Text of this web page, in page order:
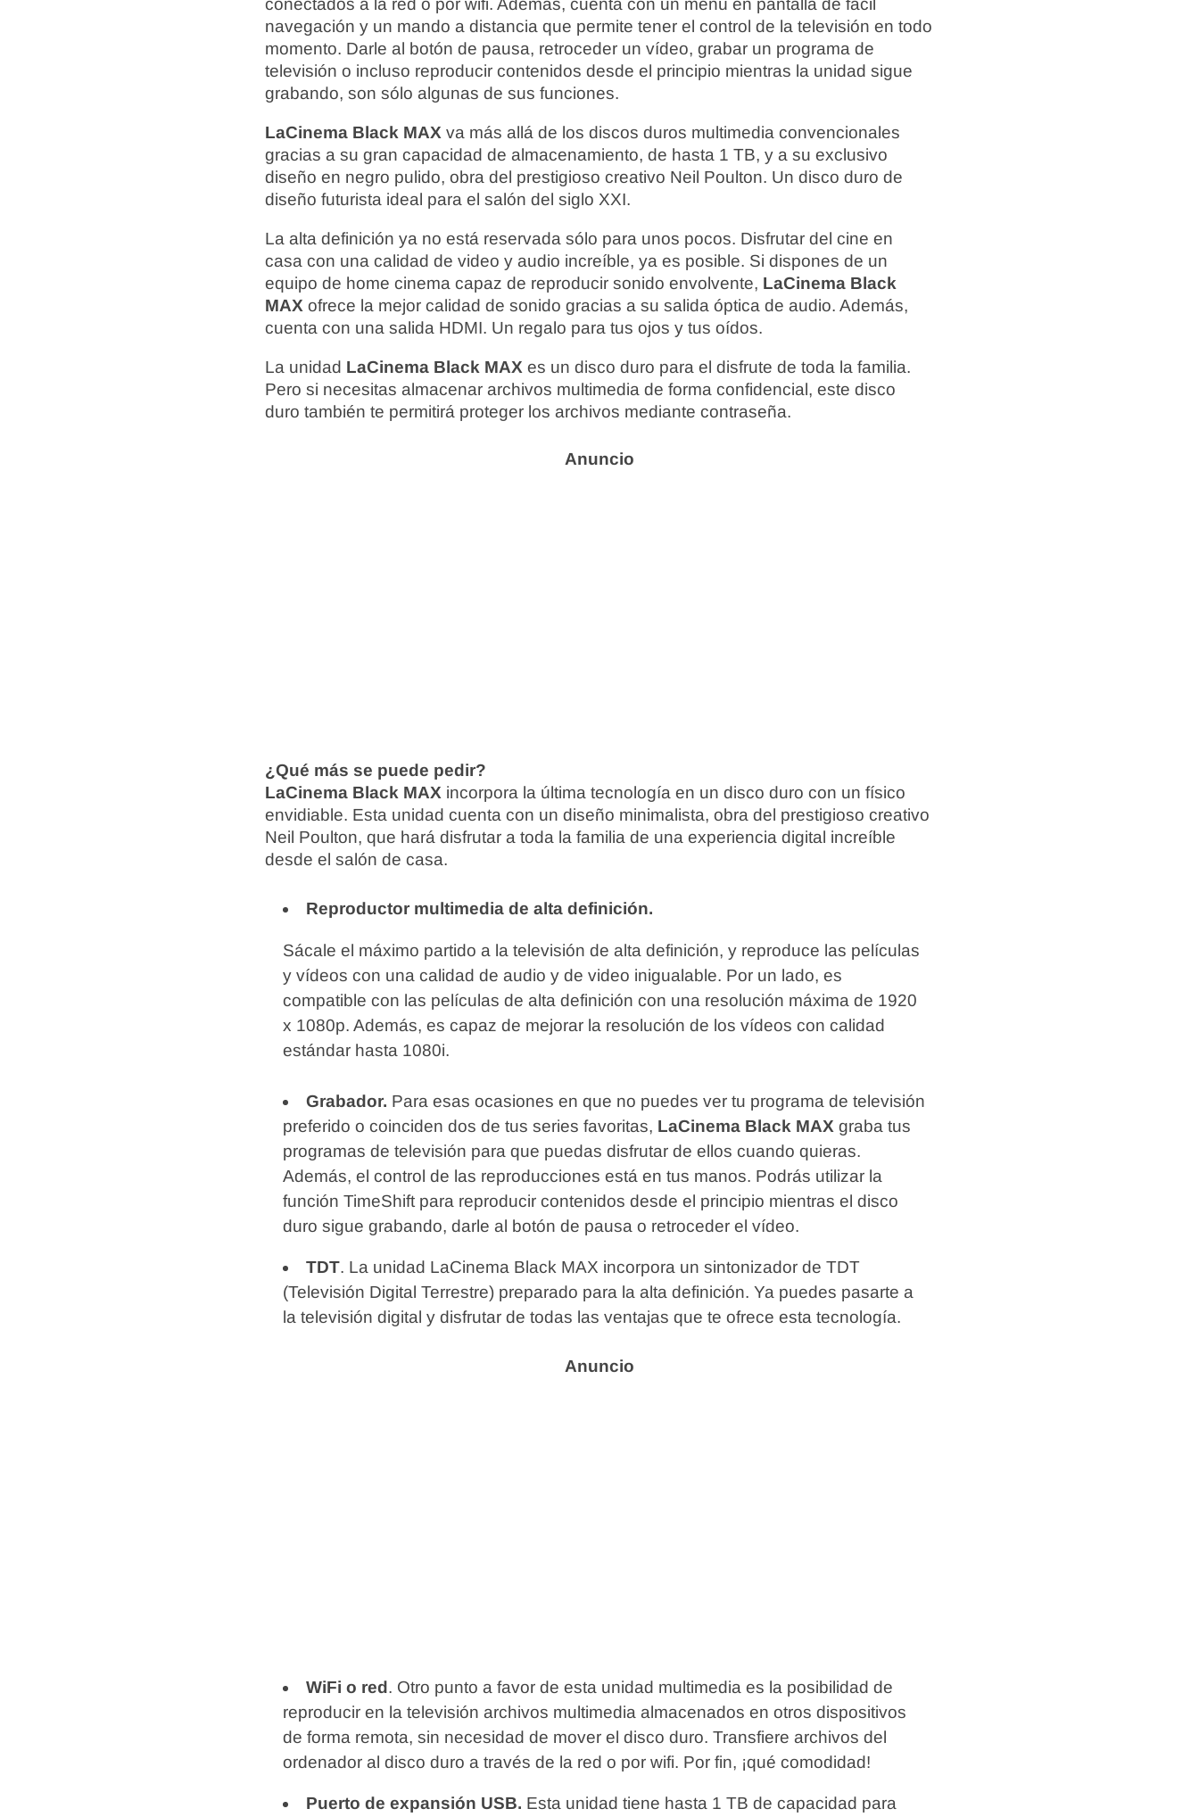
conectados a la red o por wifi. Además, cuenta con un menú en pantalla de fácil
navegación y un mando a distancia que permite tener el control de la televisión en todo
momento. Darle al botón de pausa, retroceder un vídeo, grabar un programa de
televisión o incluso reproducir contenidos desde el principio mientras la unidad sigue
grabando, son sólo algunas de sus funciones.
LaCinema Black MAX va más allá de los discos duros multimedia convencionales
gracias a su gran capacidad de almacenamiento, de hasta 1 TB, y a su exclusivo
diseño en negro pulido, obra del prestigioso creativo Neil Poulton. Un disco duro de
diseño futurista ideal para el salón del siglo XXI.
La alta definición ya no está reservada sólo para unos pocos. Disfrutar del cine en
casa con una calidad de video y audio increíble, ya es posible. Si dispones de un
equipo de home cinema capaz de reproducir sonido envolvente, LaCinema Black
MAX ofrece la mejor calidad de sonido gracias a su salida óptica de audio. Además,
cuenta con una salida HDMI. Un regalo para tus ojos y tus oídos.
La unidad LaCinema Black MAX es un disco duro para el disfrute de toda la familia.
Pero si necesitas almacenar archivos multimedia de forma confidencial, este disco
duro también te permitirá proteger los archivos mediante contraseña.
¿Qué más se puede pedir?
LaCinema Black MAX incorpora la última tecnología en un disco duro con un físico
envidiable. Esta unidad cuenta con un diseño minimalista, obra del prestigioso creativo
Neil Poulton, que hará disfrutar a toda la familia de una experiencia digital increíble
desde el salón de casa.
Reproductor multimedia de alta definición.
Sácale el máximo partido a la televisión de alta definición, y reproduce las películas
y vídeos con una calidad de audio y de video inigualable. Por un lado, es
compatible con las películas de alta definición con una resolución máxima de 1920
x 1080p. Además, es capaz de mejorar la resolución de los vídeos con calidad
estándar hasta 1080i.
Grabador. Para esas ocasiones en que no puedes ver tu programa de televisión
preferido o coinciden dos de tus series favoritas, LaCinema Black MAX graba tus
programas de televisión para que puedas disfrutar de ellos cuando quieras.
Además, el control de las reproducciones está en tus manos. Podrás utilizar la
función TimeShift para reproducir contenidos desde el principio mientras el disco
duro sigue grabando, darle al botón de pausa o retroceder el vídeo.
TDT. La unidad LaCinema Black MAX incorpora un sintonizador de TDT
(Televisión Digital Terrestre) preparado para la alta definición. Ya puedes pasarte a
la televisión digital y disfrutar de todas las ventajas que te ofrece esta tecnología.
WiFi o red. Otro punto a favor de esta unidad multimedia es la posibilidad de
reproducir en la televisión archivos multimedia almacenados en otros dispositivos
de forma remota, sin necesidad de mover el disco duro. Transfiere archivos del
ordenador al disco duro a través de la red o por wifi. Por fin, ¡qué comodidad!
Puerto de expansión USB. Esta unidad tiene hasta 1 TB de capacidad para